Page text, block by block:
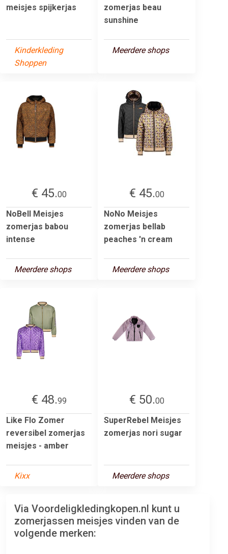
meisjes spijkerjas
Kinderkleding
Shoppen
zomerjas beau
sunshine
Meerdere shops
€ 45.00
NoBell Meisjes
zomerjas babou
intense
Meerdere shops
€ 45.00
NoNo Meisjes
zomerjas bellab
peaches 'n cream
Meerdere shops
€ 48.99
Like Flo Zomer
reversibel zomerjas
meisjes - amber
Kixx
€ 50.00
SuperRebel Meisjes
zomerjas nori sugar
Meerdere shops
Via Voordeligkledingkopen.nl kunt u
zomerjassen meisjes vinden van de
volgende merken: